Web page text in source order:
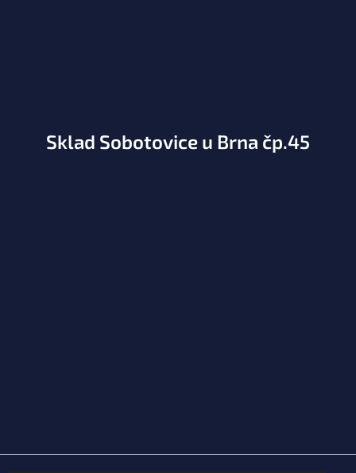
Sklad Sobotovice u Brna čp.45